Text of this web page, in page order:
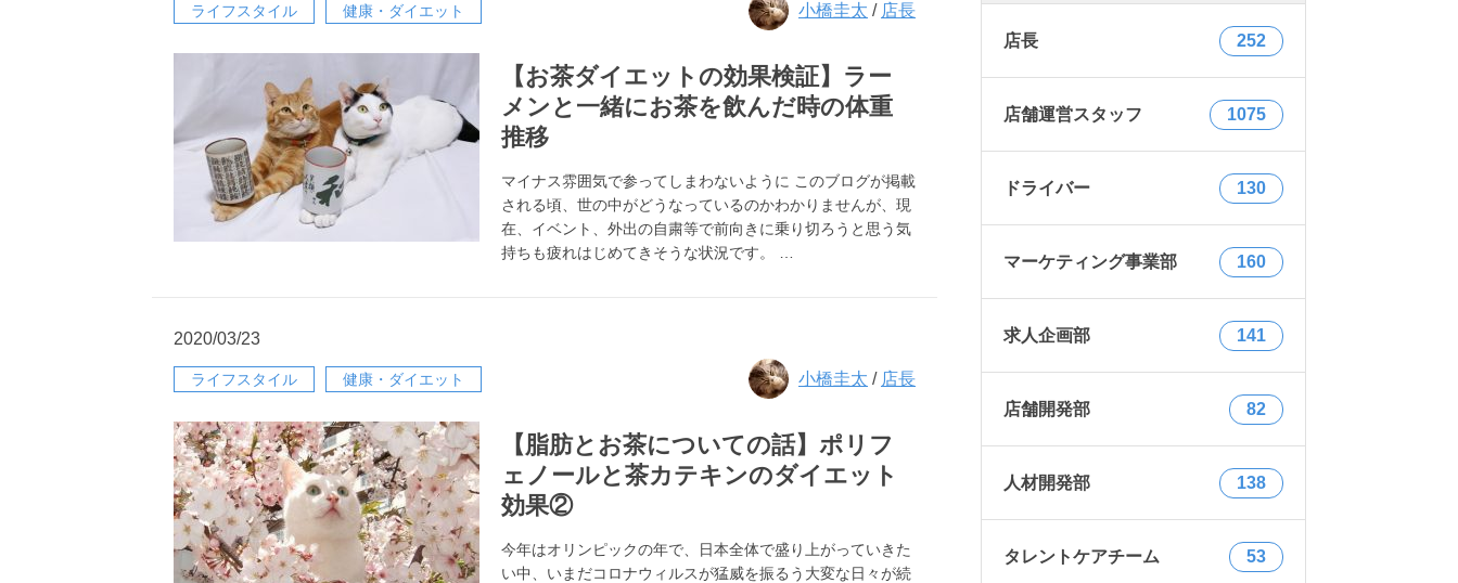
ライフスタイル 健康・ダイエット 小橋圭太 / 店長
【お茶ダイエットの効果検証】ラー
メンと一緒にお茶を飲んだ時の体重
推移
マイナス雰囲気で参ってしまわないように このブログが掲載
される頃、世の中がどうなっているのかわかりませんが、現
在、イベント、外出の自粛等で前向きに乗り切ろうと思う気
持ちも疲れはじめてきそうな状況です。 …
2020/03/23
ライフスタイル 健康・ダイエット 小橋圭太 / 店長
【脂肪とお茶についての話】ポリフ
ェノールと茶カテキンのダイエット
効果②
今年はオリンピックの年で、日本全体で盛り上がっていきた
い中、いまだコロナウィルスが猛威を振るう大変な日々が続
店長 252
店舗運営スタッフ 1075
ドライバー 130
マーケティング事業部 160
求人企画部 141
店舗開発部 82
人材開発部 138
タレントケアチーム 53